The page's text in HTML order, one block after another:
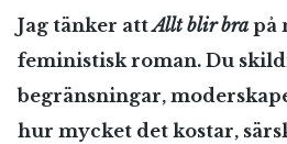
Jag tänker attAllt blir bra på
feministisk roman. Du
begränsningar,
hur mycket det kostar,